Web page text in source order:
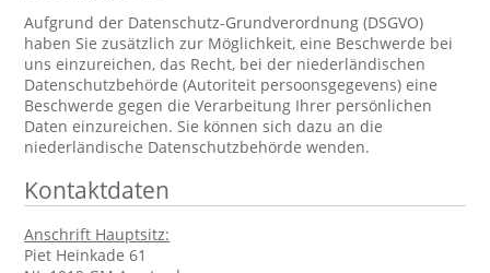
Aufgrund der Datenschutz-Grundverordnung (DSGVO)
haben Sie zusätzlich zur Möglichkeit, eine Beschwerde bei
uns einzureichen, das Recht, bei der niederländischen
Datenschutzbehörde (Autoriteit persoonsgegevens) eine
Beschwerde gegen die Verarbeitung Ihrer persönlichen
Daten einzureichen. Sie können sich dazu an die
niederländische Datenschutzbehörde wenden.
Kontaktdaten
Anschrift Hauptsitz:
Piet Heinkade 61